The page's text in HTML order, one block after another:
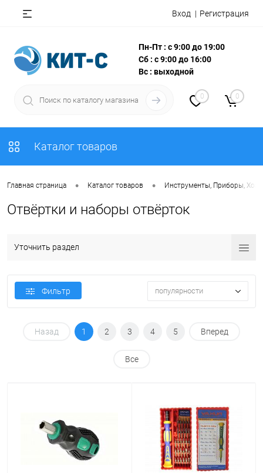
Вход Регистрация
Пн-Пт : с 9:00 до 19:00
Сб : с 9:00 до 16:00
Вс : выходной
0 0
Каталог товаров
Главная страница • Каталог товаров • Инструменты, Приборы,
Отвёртки и наборы отвёрток
Уточнить раздел
Фильтр популярности
Назад 1 2 3 4 5 Вперед
Все